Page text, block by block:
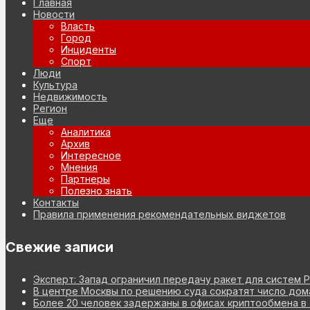
Главная
Новости
Власть
Город
Инциденты
Спорт
Люди
Культура
Недвижимость
Регион
Еще
Аналитика
Архив
Интересное
Мнения
Партнеры
Полезно знать
Контакты
Правила применения рекомендательных виджетов
Свежие записи
Эксперт: Запад ограничил передачу ракет для систем
В центре Москвы по решению суда сократят число
Более 20 человек задержаны в офисах криптообмена